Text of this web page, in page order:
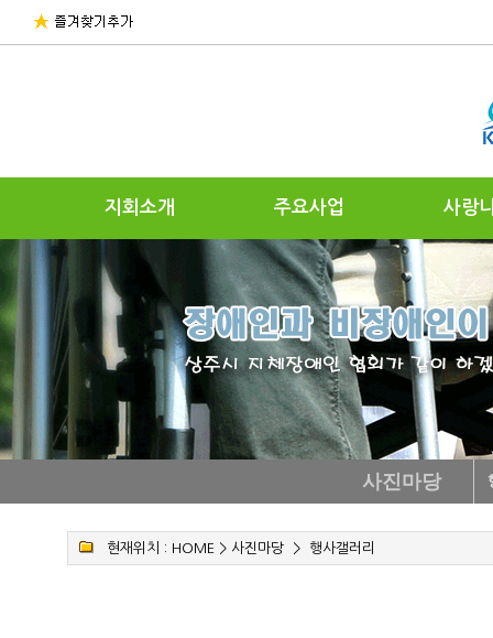
지회소개 주요사업 사랑
사진마당
현재위치 : HOME > 사진마당> 행사갤러리